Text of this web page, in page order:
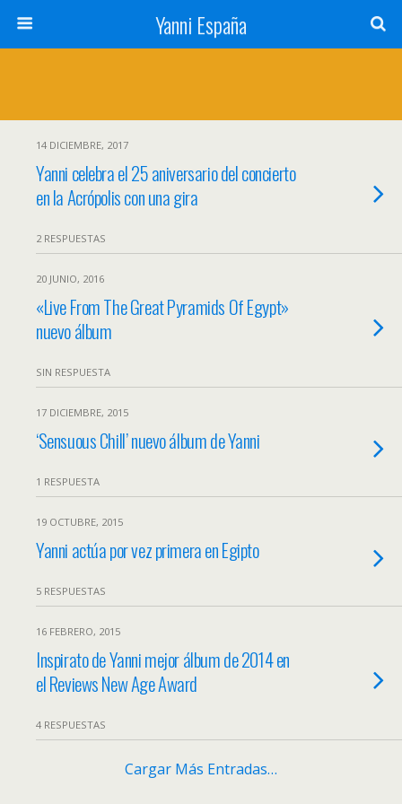
Yanni España
14 DICIEMBRE, 2017
Yanni celebra el 25 aniversario del concierto
en la Acrópolis con una gira
2 RESPUESTAS
20 JUNIO, 2016
«Live From The Great Pyramids Of Egypt»
nuevo álbum
SIN RESPUESTA
17 DICIEMBRE, 2015
‘Sensuous Chill’ nuevo álbum de Yanni
1 RESPUESTA
19 OCTUBRE, 2015
Yanni actúa por vez primera en Egipto
5 RESPUESTAS
16 FEBRERO, 2015
Inspirato de Yanni mejor álbum de 2014 en
el Reviews New Age Award
4 RESPUESTAS
Cargar Más Entradas…